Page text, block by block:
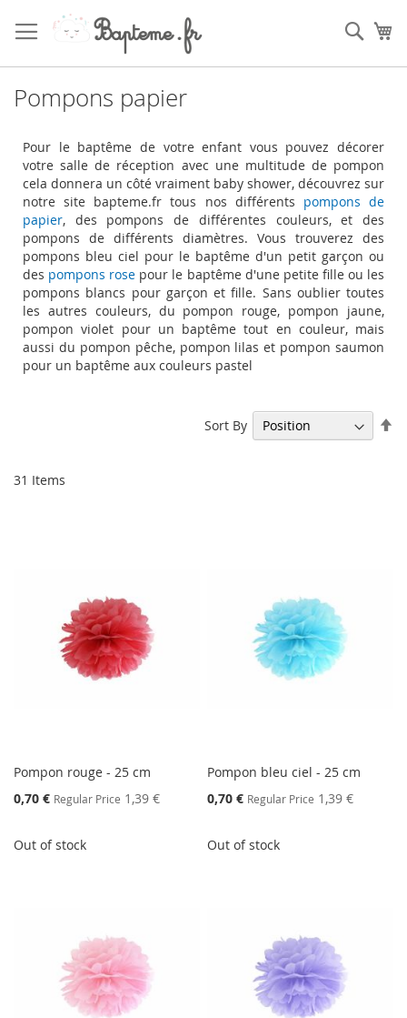
to
Content
Pompons papier
Pour le baptême de votre enfant vous pouvez décorer
votre salle de réception avec une multitude de pompon
cela donnera un côté vraiment baby shower, découvrez sur
notre site bapteme.fr tous nos différents pompons de
papier, des pompons de différentes couleurs, et des
pompons de différents diamètres. Vous trouverez des
pompons bleu ciel pour le baptême d'un petit garçon ou
des pompons rose pour le baptême d'une petite fille ou les
pompons blancs pour garçon et fille. Sans oublier toutes
les autres couleurs, du pompon rouge, pompon jaune,
pompon violet pour un baptême tout en couleur, mais
aussi du pompon pêche, pompon lilas et pompon saumon
pour un baptême aux couleurs pastel
31 Items
Sort By
Pompon rouge - 25 cm
Special
0,70 € Regular Price 1,39 €
Out of stock
Pompon bleu ciel - 25 cm
Special
0,70 € Regular Price 1,39 €
Out of stock